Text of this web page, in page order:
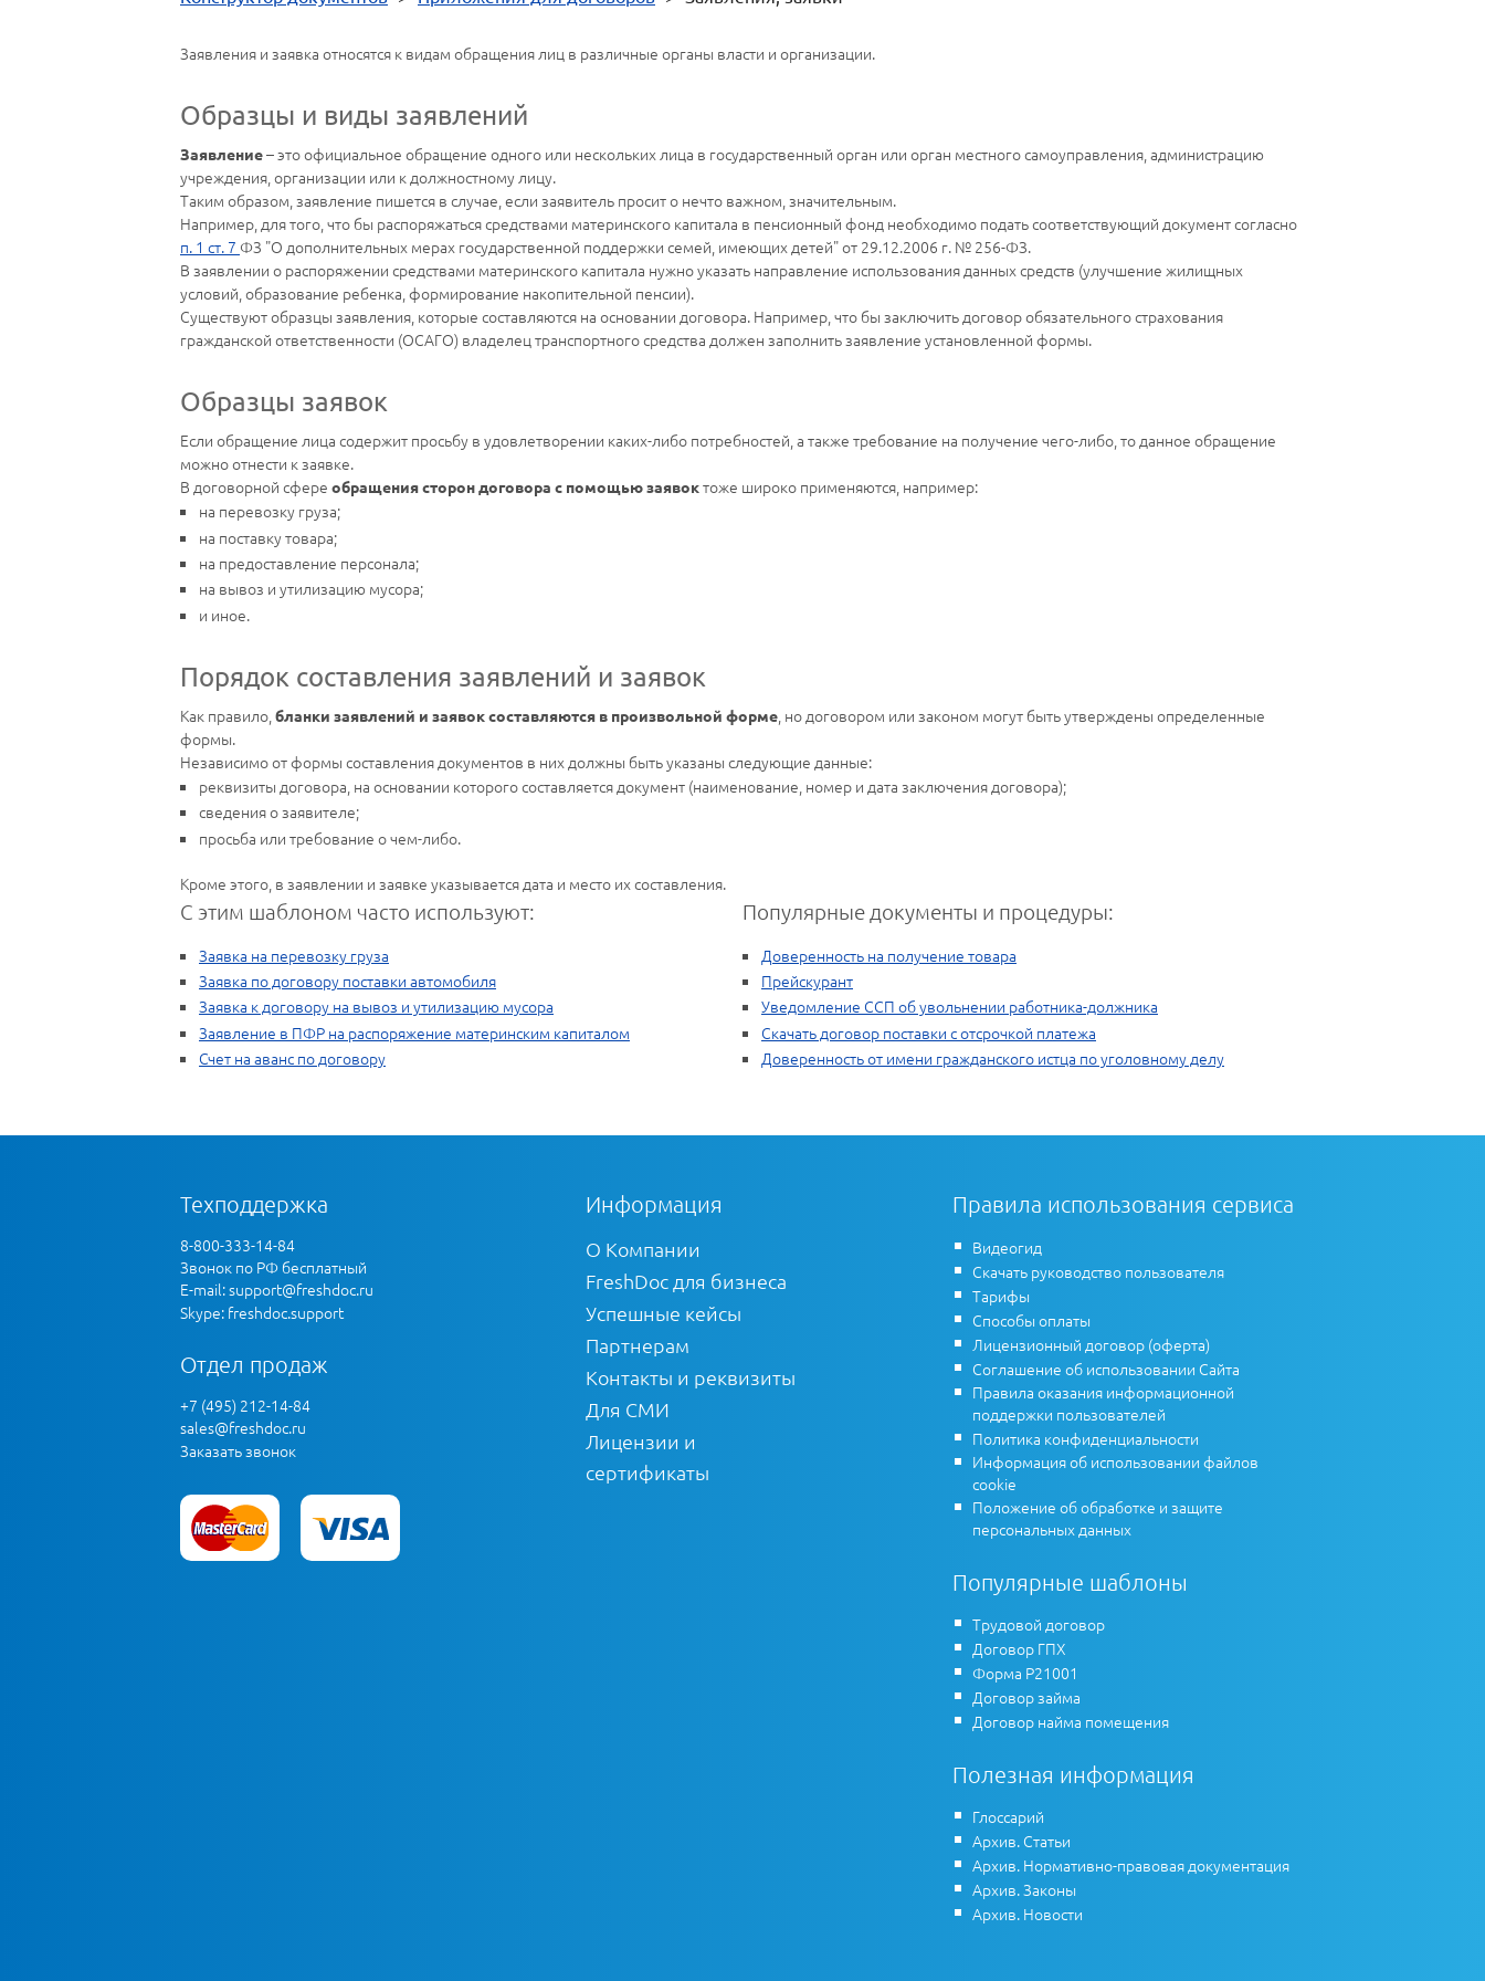
Заявления и заявка относятся к видам обращения лиц в различные органы власти и организации.
Образцы и виды заявлений
Заявление– это официальное обращение одного или нескольких лица в государственный орган или орган местного самоуправления, администрацию
учреждения, организации или к должностному лицу.
Таким образом, заявление пишется в случае, если заявитель просит о нечто важном, значительным.
Например, для того, что бы распоряжаться средствами материнского капитала в пенсионный фонд необходимо подать соответствующий документ согласно
п. 1 ст. 7 ФЗ "О дополнительных мерах государственной поддержки семей, имеющих детей" от 29.12.2006 г. № 256-ФЗ.
В заявлении о распоряжении средствами материнского капитала нужно указать направление использования данных средств (улучшение жилищных
условий, образование ребенка, формирование накопительной пенсии).
Существуют образцы заявления, которые составляются на основании договора. Например, что бы заключить договор обязательного страхования
гражданской ответственности (ОСАГО) владелец транспортного средства должен заполнить заявление установленной формы.
Образцы заявок
Если обращение лица содержит просьбу в удовлетворении каких-либо потребностей, а также требование на получение чего-либо, то данное обращение
можно отнести к заявке.
В договорной сфере обращения сторон договора с помощью заявоктоже широко применяются, например:
на перевозку груза;
на поставку товара;
на предоставление персонала;
на вывоз и утилизацию мусора;
и иное.
Порядок составления заявлений и заявок
Как правило, бланки заявлений и заявок составляются в произвольной форме , но договором или законом могут быть утверждены определенные
формы.
Независимо от формы составления документов в них должны быть указаны следующие данные:
реквизиты договора, на основании которого составляется документ (наименование, номер и дата заключения договора);
сведения о заявителе;
просьба или требование о чем-либо.
Кроме этого, в заявлении и заявке указывается дата и место их составления.
С этим шаблоном часто используют:
Заявка на перевозку груза
Заявка по договору поставки автомобиля
Заявка к договору на вывоз и утилизацию мусора
Заявление в ПФР на распоряжение материнским капиталом
Счет на аванс по договору
Популярные документы и процедуры:
Доверенность на получение товара
Прейскурант
Уведомление ССП об увольнении работника-должника
Скачать договор поставки с отсрочкой платежа
Доверенность от имени гражданского истца по уголовному делу
Техподдержка
8-800-333-14-84
Звонок по РФ бесплатный
E-mail:support@freshdoc.ru
Skype: freshdoc.support
Отдел продаж
+7 (495) 212-14-84
sales@freshdoc.ru
Заказать звонок
Информация
О Компании
FreshDoc для бизнеса
Успешные кейсы
Партнерам
Контакты и реквизиты
Для СМИ
Лицензии и
сертификаты
Правила использования сервиса
Видеогид
Скачать руководство пользователя
Тарифы
Способы оплаты
Лицензионный договор (оферта)
Соглашение об использовании Сайта
Правила оказания информационной
поддержки пользователей
Политика конфиденциальности
Информация об использовании файлов
cookie
Положение об обработке и защите
персональных данных
Популярные шаблоны
Трудовой договор
Договор ГПХ
Форма Р21001
Договор займа
Договор найма помещения
Полезная информация
Глоссарий
Архив. Статьи
Архив. Нормативно-правовая документация
Архив. Законы
Архив. Новости